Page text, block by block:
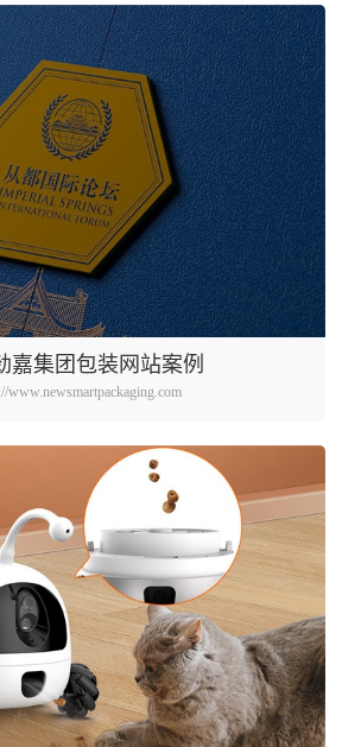
嘉集团包装网站案例
www.newsmartpackaging.com